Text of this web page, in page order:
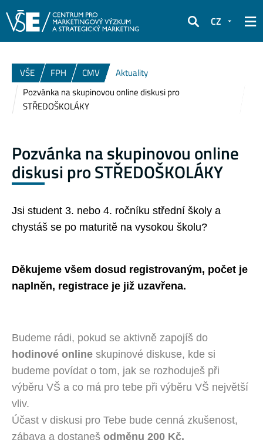
Hledat
CZ
VŠE FPH CMV
Aktuality
Pozvánka na skupinovou online diskusi pro
STŘEDOŠKOLÁKY
Pozvánka na skupinovou online
diskusi pro STŘEDOŠKOLÁKY
Jsi student 3. nebo 4. ročníku střední školy a
chystáš se po maturitě na vysokou školu?
Děkujeme všem dosud registrovaným, počet je
naplněn, registrace je již uzavřena.
Budeme rádi, pokud se aktivně zapojíš do
hodinové online skupinové diskuse, kde si
budeme povídat o tom, jak se rozhoduješ při
výběru VŠ a co má pro tebe při výběru VŠ největší
vliv.
Účast v diskusi pro Tebe bude cenná zkušenost,
zábava a dostaneš odměnu 200 Kč.